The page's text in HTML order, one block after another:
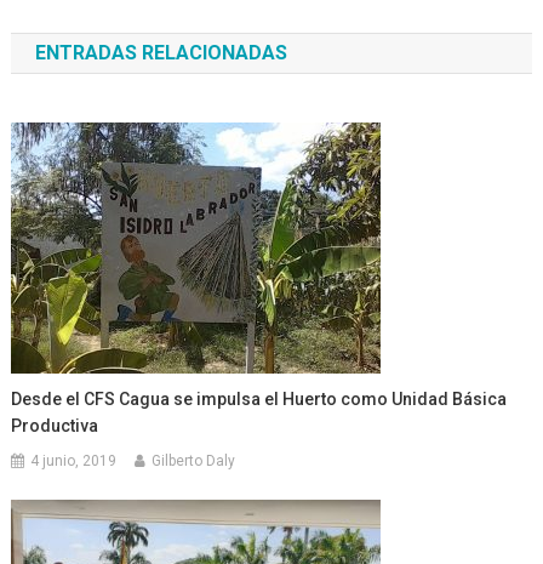
de
entradas
ENTRADAS RELACIONADAS
Desde el CFS Cagua se impulsa el Huerto como Unidad Básica
Productiva
4 junio, 2019 Gilberto Daly